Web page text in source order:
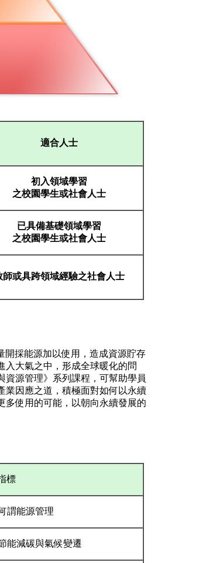
適合人士
初入領域學習
之校園學生或社會人士
已具備基礎領域學習
之校園學生或社會人士
師或具跨領域經驗之社會人士
開採能源加以使用，造成資源貯存
入大氣之中，形成全球暖化的問
資源管理》系列課程，可幫助學員
業因應之道，積極面對如何以永續
多使用的可能，以朝向永續發展的
標
謂能源管理
能減碳與氣候變遷